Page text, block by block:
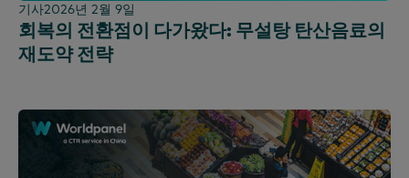
기사2026년 2월 9일
회복의 전환점이 다가왔다: 무설탕 탄산음료의
재도약 전략